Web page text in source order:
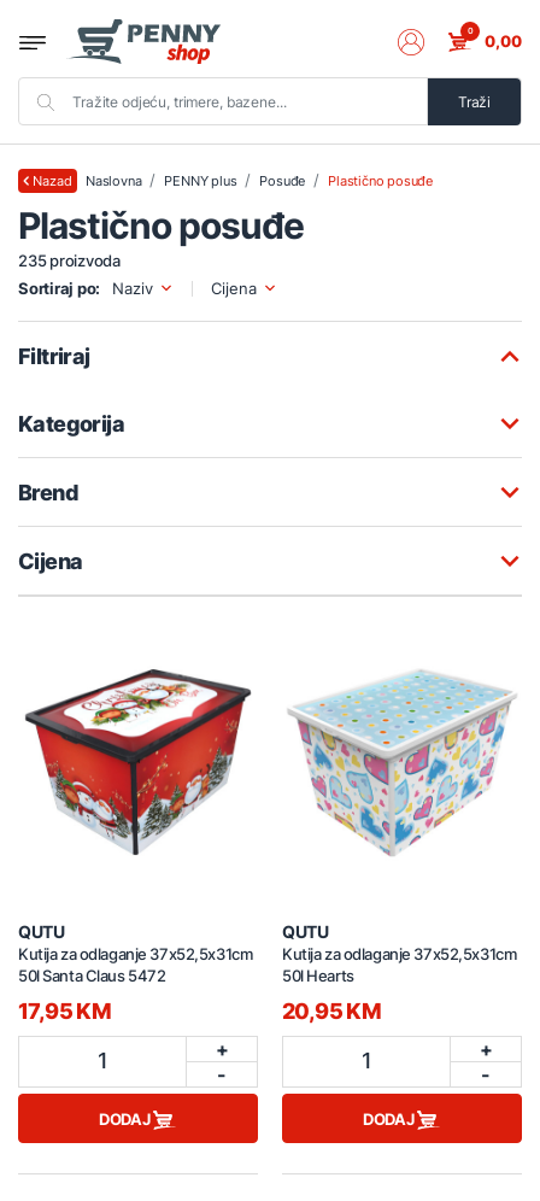
Traži
0 0,00
Nazad Naslovna PENNY plus Posuđe Plastično posuđe
Plastično posuđe
235 proizvoda
Sortiraj po:
Naziv Cijena
Filtriraj
Kategorija
Brend
Cijena
QUTU
Kutija za odlaganje 37x52,5x31cm
50l Santa Claus 5472
17,95 KM
1
+
-
DODAJ
QUTU
Kutija za odlaganje 37x52,5x31cm
50l Hearts
20,95 KM
1
+
-
DODAJ